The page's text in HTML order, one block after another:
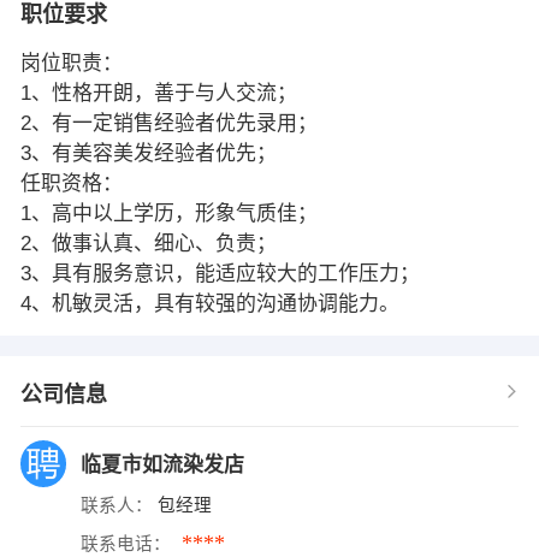
职位要求
岗位职责：
1、性格开朗，善于与人交流；
2、有一定销售经验者优先录用；
3、有美容美发经验者优先；
任职资格：
1、高中以上学历，形象气质佳；
2、做事认真、细心、负责；
3、具有服务意识，能适应较大的工作压力；
4、机敏灵活，具有较强的沟通协调能力。
公司信息
临夏市如流染发店
联系人： 包经理
联系电话： ****